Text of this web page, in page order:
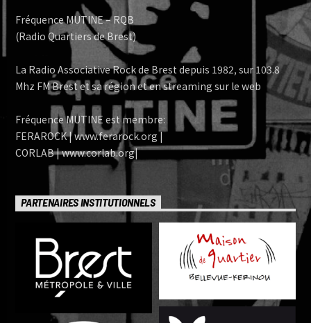
Fréquence MUTINE – RQB
(Radio Quartiers de Brest)
La Radio Associative Rock de Brest depuis 1982, sur 103.8
Mhz FM Brest et sa région et en streaming sur le web
Fréquence MUTINE est membre:
FERAROCK | www.ferarock.org |
CORLAB | www.corlab.org|
PARTENAIRES INSTITUTIONNELS